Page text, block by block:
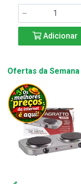
Adicionar
Ofertas da Semana